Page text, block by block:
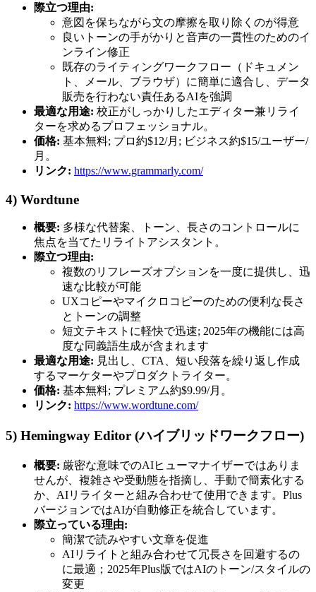
際立つ理由:
意図を保ちながら文の摩擦を取り除くのが得意
良いトーンの手がかりと音声の一貫性のためのイ
ンライン修正
既存のライティングワークフロー（ドキュメン
ト、メール、ブラウザ）に簡単に適合し、データ
販売を行わない責任あるAIを強調
最適な用途: 校正がしっかりしたエディター兼リライ
ターを求めるプロフェッショナル。
価格: 基本無料; プロ約$12/月; ビジネス約$15/ユーザー/
月。
リンク: https://www.grammarly.com/
4) Wordtune
概要: 多様な代替案、トーン、長さのコントロールに
焦点を当てたリライトアシスタント。
際立つ理由:
複数のリフレーズオプションを一度に提供し、迅
速な比較が可能
UXコピーやマイクロコピーのための便利な長さ
とトーンの調整
短文テキストに軽快で迅速; 2025年の機能には高
度な同義語生成が含まれます
最適な用途: 見出し、CTA、短い段落を繰り返し作成
するマーケターやプロダクトライター。
価格: 基本無料; プレミアム約$9.99/月。
リンク: https://www.wordtune.com/
5) Hemingway Editor (ハイブリッドワークフロー)
概要: 厳密な意味でのAIヒューマナイザーではありま
せんが、複雑さや受動態を指摘し、手動で簡素化する
か、AIリライターと組み合わせて使用できます。Plus
バージョンではAIが自動修正を統合しています。
際立っている理由:
簡潔で読みやすい文章を促進
AIリライトと組み合わせて冗長さを回避するの
に最適；2025年Plus版ではAIのトーン/スタイルの
変更